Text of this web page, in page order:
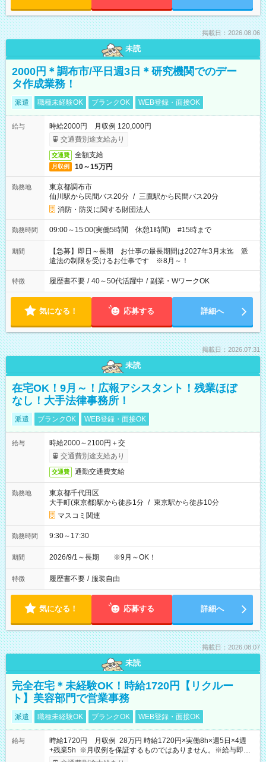
掲載日：2026.08.06
未読
2000円＊調布市/平日週3日＊研究機関でのデー
タ作成業務！
派遣 職種未経験OK ブランクOK WEB登録・面接OK
給与
時給2000円 月収例 120,000円
交通費別途支給あり
交通費 全額支給
月収例 10～15万円
勤務地
東京都調布市
仙川駅から民間バス20分 / 三鷹駅から民間バス20分
消防・防災に関する財団法人
勤務時間 09:00～15:00(実働5時間 休憩1時間) #15時まで
期間
【急募】即日～長期 お仕事の最長期間は2027年3月末迄 派
遣法の制限を受けるお仕事です ※8月～！
特徴 履歴書不要 / 40～50代活躍中 / 副業・WワークOK
気になる！ 応募する 詳細へ
掲載日：2026.07.31
未読
在宅OK！9月～！広報アシスタント！残業ほぼ
なし！大手法律事務所！
派遣 ブランクOK WEB登録・面接OK
給与
時給2000～2100円＋交
交通費別途支給あり
交通費 通勤交通費支給
勤務地
東京都千代田区
大手町(東京都)駅から徒歩1分 / 東京駅から徒歩10分
マスコミ関連
勤務時間 9:30～17:30
期間 2026/9/1～長期 ※9月～OK！
特徴 履歴書不要 / 服装自由
気になる！ 応募する 詳細へ
掲載日：2026.08.07
未読
完全在宅＊未経験OK！時給1720円【リクルー
ト】美容部門で営業事務
派遣 職種未経験OK ブランクOK WEB登録・面接OK
給与
時給1720円 月収例 28万円 時給1720円×実働8h×週5日×4週
+残業5h ※月収例を保証するものではありません。※給与即受
取りサービス利用可（利用条件有）